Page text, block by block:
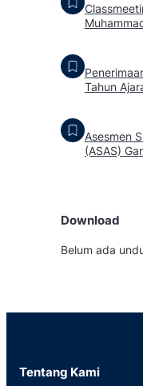
Tahun
Asesmen
(ASAS)
Download
Belum ada
Tentang Kami